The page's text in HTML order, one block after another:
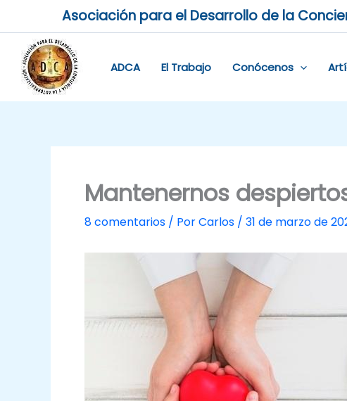
contenido
Asociación para el Desarrollo de la
ADCA El Trabajo Conócenos
Mantenernos
8 comentarios / PorCarlos / 31 de marzo de